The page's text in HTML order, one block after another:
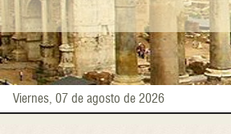
Viernes, 07 de agosto de 2026